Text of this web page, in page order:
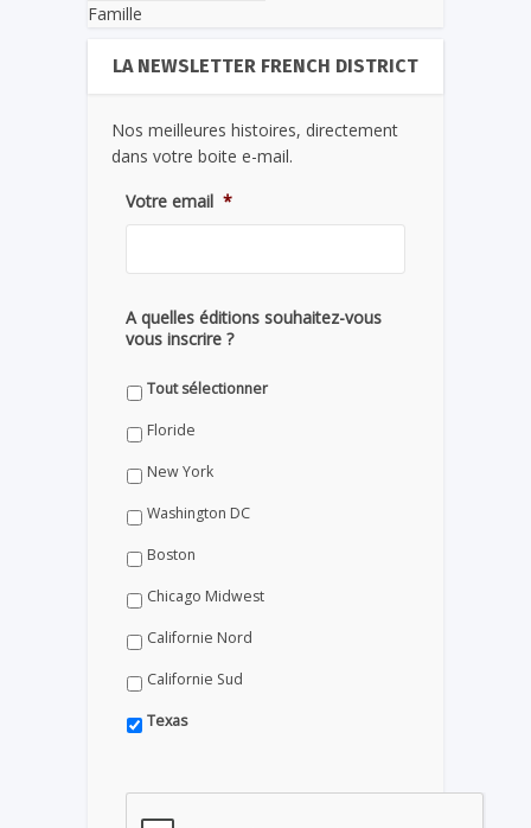
Famille
LA NEWSLETTER FRENCH DISTRICT
Nos meilleures histoires, directement
dans votre boite e-mail.
Votre email *
A quelles éditions souhaitez-vous
vous inscrire ?
Tout sélectionner
Floride
New York
Washington DC
Boston
Chicago Midwest
Californie Nord
Californie Sud
Texas